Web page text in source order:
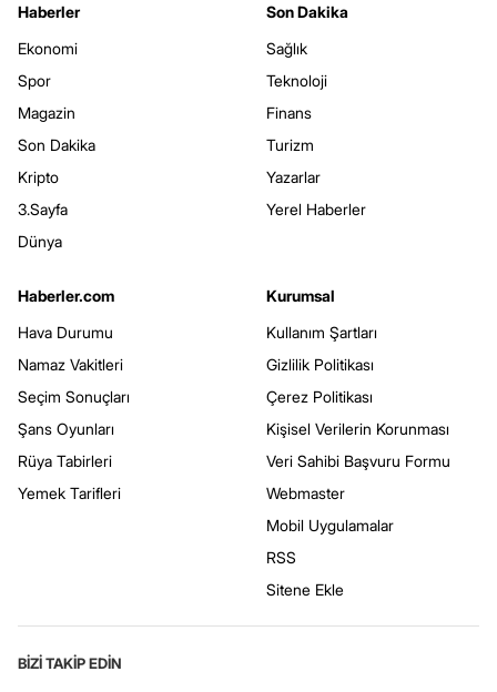
Haberler
Ekonomi
Spor
Magazin
Son Dakika
Kripto
3.Sayfa
Dünya
Son Dakika
Sağlık
Teknoloji
Finans
Turizm
Yazarlar
Yerel Haberler
Haberler.com
Hava Durumu
Namaz Vakitleri
Seçim Sonuçları
Şans Oyunları
Rüya Tabirleri
Yemek Tarifleri
Kurumsal
Kullanım Şartları
Gizlilik Politikası
Çerez Politikası
Kişisel Verilerin Korunması
Veri Sahibi Başvuru Formu
Webmaster
Mobil Uygulamalar
RSS
Sitene Ekle
BİZİ TAKİP EDİN